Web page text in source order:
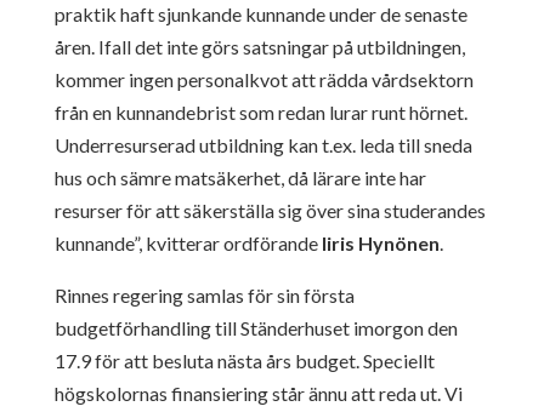
praktik haft sjunkande kunnande under de senaste
åren. Ifall det inte görs satsningar på utbildningen,
kommer ingen personalkvot att rädda vårdsektorn
från en kunnandebrist som redan lurar runt hörnet.
Underresurserad utbildning kan t.ex. leda till sneda
hus och sämre matsäkerhet, då lärare inte har
resurser för att säkerställa sig över sina studerandes
kunnande”, kvitterar ordförande Iiris Hynönen
Rinnes regering samlas för sin första
budgetförhandling till Ständerhuset imorgon den
17.9 för att besluta nästa års budget. Speciellt
högskolornas finansiering står ännu att reda ut. Vi